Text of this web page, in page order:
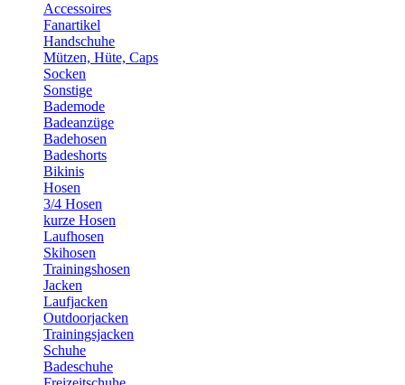
Accessoires
Fanartikel
Handschuhe
Mützen, Hüte, Caps
Socken
Sonstige
Bademode
Badeanzüge
Badehosen
Badeshorts
Bikinis
Hosen
3/4 Hosen
kurze Hosen
Laufhosen
Skihosen
Trainingshosen
Jacken
Laufjacken
Outdoorjacken
Trainingsjacken
Schuhe
Badeschuhe